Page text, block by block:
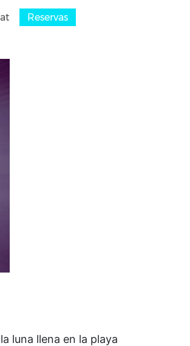
Reservas
luna llena en la playa